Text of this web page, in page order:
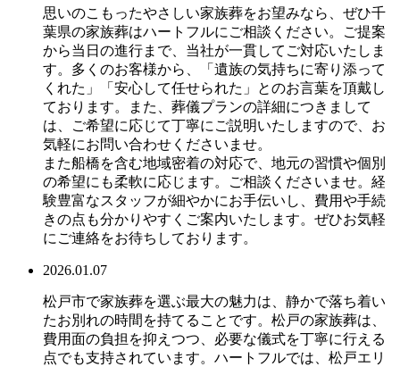
思いのこもったやさしい家族葬をお望みなら、ぜひ千
葉県の家族葬はハートフルにご相談ください。ご提案
から当日の進行まで、当社が一貫してご対応いたしま
す。多くのお客様から、「遺族の気持ちに寄り添って
くれた」「安心して任せられた」とのお言葉を頂戴し
ております。また、葬儀プランの詳細につきまして
は、ご希望に応じて丁寧にご説明いたしますので、お
気軽にお問い合わせくださいませ。
また船橋を含む地域密着の対応で、地元の習慣や個別
の希望にも柔軟に応じます。ご相談くださいませ。経
験豊富なスタッフが細やかにお手伝いし、費用や手続
きの点も分かりやすくご案内いたします。ぜひお気軽
にご連絡をお待ちしております。
2026.01.07
松戸市で家族葬を選ぶ最大の魅力は、静かで落ち着い
たお別れの時間を持てることです。松戸の家族葬は、
費用面の負担を抑えつつ、必要な儀式を丁寧に行える
点でも支持されています。ハートフルでは、松戸エリ